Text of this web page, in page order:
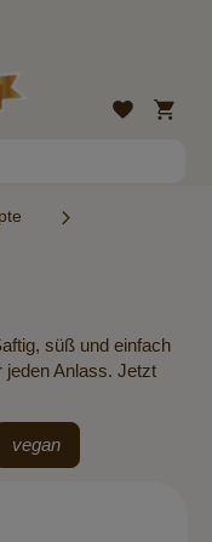
Lista
Mi
cesta
süß und einfach
jeden Anlass. Jetzt
vegan